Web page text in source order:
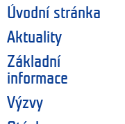
Úvodní stránka
Aktuality
Základní
informace
Výzvy